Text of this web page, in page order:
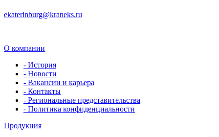
ekaterinburg@kraneks.ru
О компании
- История
- Новости
- Вакансии и карьера
- Контакты
- Региональные представительства
- Политика конфиденциальности
Продукция